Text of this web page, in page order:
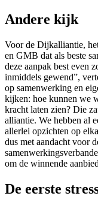
Andere kijk
Voor de Dijkalliantie,
en GMB dat als beste
deze aanpak best even
inmiddels gewend”,
op samenwerking en
kijken: hoe kunnen we
kracht laten zien? Die
alliantie. We hebben al
allerlei opzichten op
dus met aandacht voor
om de winnende
De eerste